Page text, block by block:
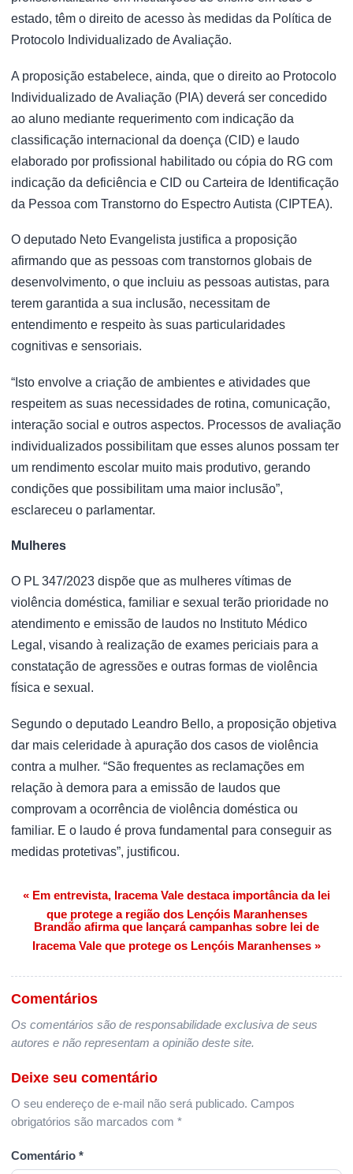
estado, têm o direito de acesso às medidas da Política de
Protocolo Individualizado de Avaliação.
A proposição estabelece, ainda, que o direito ao Protocolo
Individualizado de Avaliação (PIA) deverá ser concedido
ao aluno mediante requerimento com indicação da
classificação internacional da doença (CID) e laudo
elaborado por profissional habilitado ou cópia do RG com
indicação da deficiência e CID ou Carteira de Identificação
da Pessoa com Transtorno do Espectro Autista (CIPTEA).
O deputado Neto Evangelista justifica a proposição
afirmando que as pessoas com transtornos globais de
desenvolvimento, o que incluiu as pessoas autistas, para
terem garantida a sua inclusão, necessitam de
entendimento e respeito às suas particularidades
cognitivas e sensoriais.
“Isto envolve a criação de ambientes e atividades que
respeitem as suas necessidades de rotina, comunicação,
interação social e outros aspectos. Processos de avaliação
individualizados possibilitam que esses alunos possam ter
um rendimento escolar muito mais produtivo, gerando
condições que possibilitam uma maior inclusão”,
esclareceu o parlamentar.
Mulheres
O PL 347/2023 dispõe que as mulheres vítimas de
violência doméstica, familiar e sexual terão prioridade no
atendimento e emissão de laudos no Instituto Médico
Legal, visando à realização de exames periciais para a
constatação de agressões e outras formas de violência
física e sexual.
Segundo o deputado Leandro Bello, a proposição objetiva
dar mais celeridade à apuração dos casos de violência
contra a mulher. “São frequentes as reclamações em
relação à demora para a emissão de laudos que
comprovam a ocorrência de violência doméstica ou
familiar. E o laudo é prova fundamental para conseguir as
medidas protetivas”, justificou.
Navegação de Post
« Em entrevista, Iracema Vale destaca importância da lei
que protege a região dos Lençóis Maranhenses
Brandão afirma que lançará campanhas sobre lei de
Iracema Vale que protege os Lençóis Maranhenses »
Comentários
Os comentários são de responsabilidade exclusiva de seus
autores e não representam a opinião deste site.
Deixe seu comentário
O seu endereço de e-mail não será publicado. Campos
obrigatórios são marcados com *
Comentário *